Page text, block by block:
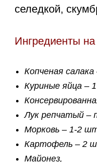
селедкой,
Ингредиенты
Копченая салака
Куриные яйца –
Лук репчатый –
Морковь – 1-2
Картофель – 2
Майонез,